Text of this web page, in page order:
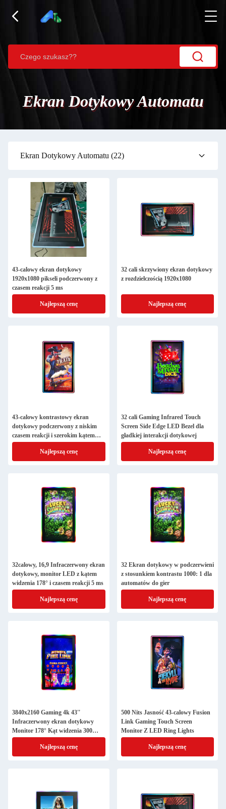
Ekran Dotykowy Automatu
Ekran Dotykowy Automatu (22)
43-calowy ekran dotykowy
1920x1080 pikseli podczerwony z
czasem reakcji 5 ms
Najlepszą cenę
32 cali skrzywiony ekran dotykowy
z rozdzielczością 1920x1080
Najlepszą cenę
43-calowy kontrastowy ekran
dotykowy podczerwony z niskim
czasem reakcji i szerokim kątem
widzenia
Najlepszą cenę
32 cali Gaming Infrared Touch
Screen Side Edge LED Bezel dla
gładkiej interakcji dotykowej
Najlepszą cenę
32calowy, 16,9 Infraczerwony ekran
dotykowy, monitor LED z kątem
widzenia 178° i czasem reakcji 5 ms
Najlepszą cenę
32 Ekran dotykowy w podczerwieni
z stosunkiem kontrastu 1000: 1 dla
automatów do gier
Najlepszą cenę
3840x2160 Gaming 4k 43''
Infraczerwony ekran dotykowy
Monitor 178° Kąt widzenia 300
Cd/M2 I wąska strona+krześle
Najlepszą cenę
500 Nits Jasność 43-calowy Fusion
Link Gaming Touch Screen
Monitor Z LED Ring Lights
Najlepszą cenę